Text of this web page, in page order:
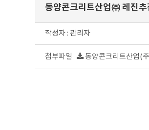
동양콘크리트산업㈜ 레진추
작성자 : 관리자
첨부파일 동양콘크리트산업(